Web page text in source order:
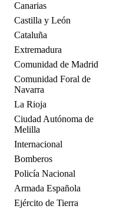
Canarias
Castilla y León
Cataluña
Extremadura
Comunidad de Madrid
Comunidad Foral de
Navarra
La Rioja
Ciudad Autónoma de
Melilla
Internacional
Bomberos
Policía Nacional
Armada Española
Ejército de Tierra